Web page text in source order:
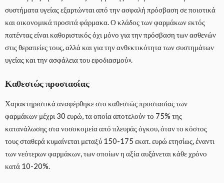
συστήματα υγείας εξαρτώνται από την ασφαλή πρόσβαση σε ποιοτικά
και οικονομικά προσιτά φάρμακα. Ο κλάδος των φαρμάκων εκτός
πατέντας είναι καθοριστικός όχι μόνο για την πρόσβαση των ασθενών
στις θεραπείες τους, αλλά και για την ανθεκτικότητα των συστημάτων
υγείας και την ασφάλεια του εφοδιασμού».
Καθεστώς προστασίας
Χαρακτηριστικά αναφέρθηκε στο καθεστώς προστασίας των
φαρμάκων μέχρι 30 ευρώ, τα οποία αποτελούν το 75% της
κατανάλωσης στα νοσοκομεία από πλευράς όγκου, όταν το κόστος
τους σταθερά κυμαίνεται μεταξύ 150-175 εκατ. ευρώ ετησίως, έναντι
των νεότερων φαρμάκων, των οποίων η αξία αυξάνεται κάθε χρόνο
κατά 10-20%.